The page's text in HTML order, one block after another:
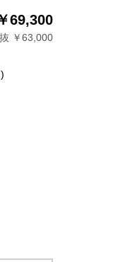
69,300
￥63,000